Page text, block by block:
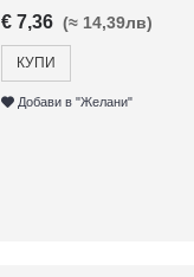
€ 7,36 (≈ 14,39лв)
КУПИ
Добави в "Желани"